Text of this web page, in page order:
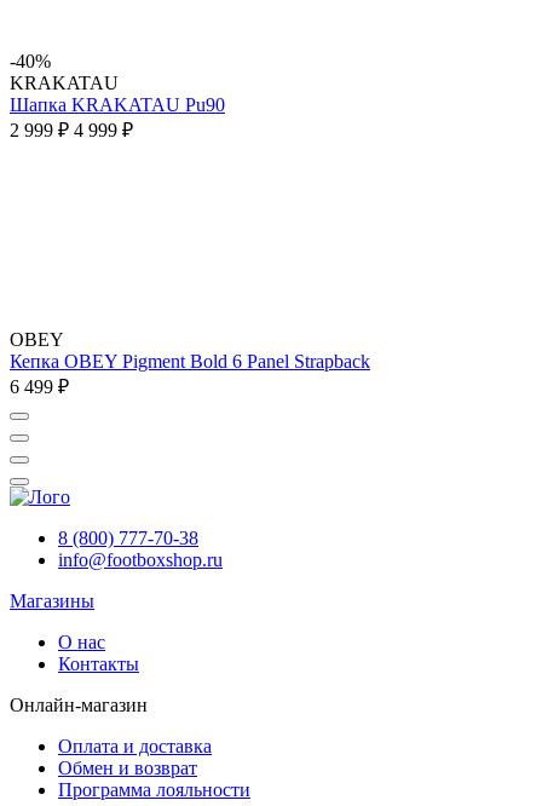
-40%
KRAKATAU
Шапка KRAKATAU Pu90
2 999 ₽ 4 999 ₽
OBEY
Кепка OBEY Pigment Bold 6 Panel Strapback
6 499 ₽
8 (800) 777-70-38
info@footboxshop.ru
Магазины
О нас
Контакты
Онлайн-магазин
Оплата и доставка
Обмен и возврат
Программа лояльности